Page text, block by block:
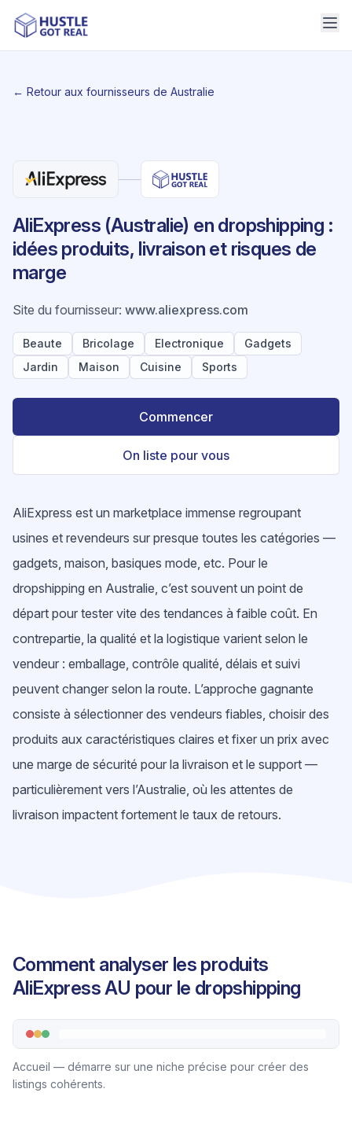
← Retour aux fournisseurs de Australie
AliExpress (Australie) en dropshipping :
idées produits, livraison et risques de
marge
Site du fournisseur: www.aliexpress.com
Beaute Bricolage Electronique
Gadgets
Jardin
Maison Cuisine Sports
Commencer
On liste pour vous
AliExpress est un marketplace immense regroupant
usines et revendeurs sur presque toutes les catégories —
gadgets, maison, basiques mode, etc. Pour le
dropshipping en Australie, c’est souvent un point de
départ pour tester vite des tendances à faible coût. En
contrepartie, la qualité et la logistique varient selon le
vendeur : emballage, contrôle qualité, délais et suivi
peuvent changer selon la route. L’approche gagnante
consiste à sélectionner des vendeurs fiables, choisir des
produits aux caractéristiques claires et fixer un prix avec
une marge de sécurité pour la livraison et le support —
particulièrement vers l’Australie, où les attentes de
livraison impactent fortement le taux de retours.
Comment analyser les produits
AliExpress AU pour le dropshipping
Accueil — démarre sur une niche précise pour créer des
listings cohérents.